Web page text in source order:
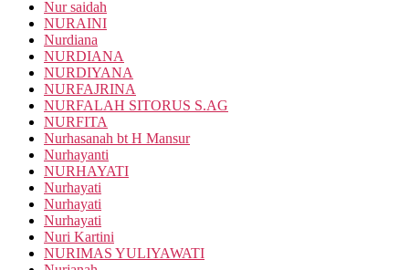
Nur saidah
NURAINI
Nurdiana
NURDIANA
NURDIYANA
NURFAJRINA
NURFALAH SITORUS S.AG
NURFITA
Nurhasanah bt H Mansur
Nurhayanti
NURHAYATI
Nurhayati
Nurhayati
Nurhayati
Nuri Kartini
NURIMAS YULIYAWATI